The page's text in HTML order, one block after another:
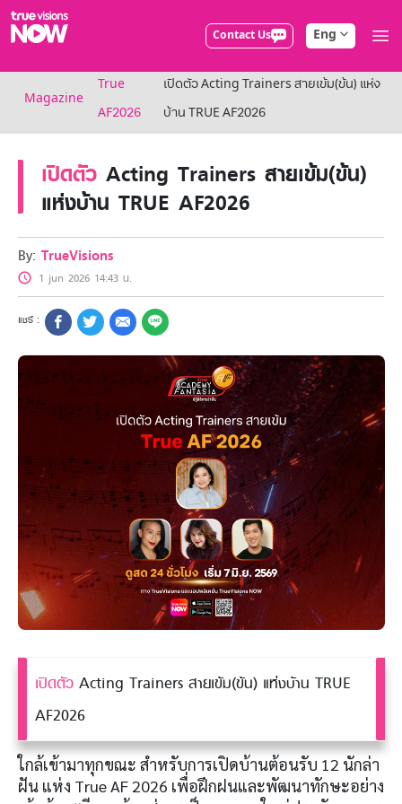
Contact Us Eng
True AF2026
Packages
NOW ENT
NOW SPORTS
NOW Muay Thai
All TrueVisions Now Packages
Cable and Satellite
Privilege
TrueVisions Privileges
Showtime
HoReCa
Package for Business
Find participating stores
FAQs
Magazine
True
AF2026
เปิดตัว Acting Trainers สายเข้ม(ข้น) แห่ง
บ้าน TRUE AF2026
เปิดตัว Acting Trainers สายเข้ม(ข้น)
แห่งบ้าน TRUE AF2026
By: TrueVisions
1 jun 2026 14:43 น.
เปิดตัว Acting Trainers สายเข้ม(ข้น) แห่งบ้าน TRUE
AF2026
ใกล้เข้ามาทุกขณะ สำหรับการเปิดบ้านต้อนรับ 12 นักล่า
ฝัน แห่ง True AF 2026 เพื่อฝึกฝนและพัฒนาทักษะอย่าง